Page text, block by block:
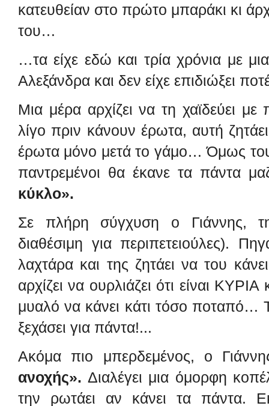
κατευθείαν στο πρώτο μπαράκι κι
του…
…τα είχε εδώ και τρία χρόνια με
Αλεξάνδρα και δεν είχε επιδιώξει
Μια μέρα αρχίζει να τη χαϊδεύει
λίγο πριν κάνουν έρωτα, αυτή
έρωτα μόνο μετά το γάμο… Όμως του
παντρεμένοι θα έκανε τα πάντα
κύκλο».
Σε πλήρη σύγχυση ο Γιάννης,
διαθέσιμη για περιπετειούλες).
λαχτάρα και της ζητάει να του
αρχίζει να ουρλιάζει ότι είναι
μυαλό να κάνει κάτι τόσο ποταπό…
ξεχάσει για πάντα!...
Ακόμα πιο μπερδεμένος, ο
ανοχής». Διαλέγει μια όμορφη
την ρωτάει αν κάνει τα πάντα.